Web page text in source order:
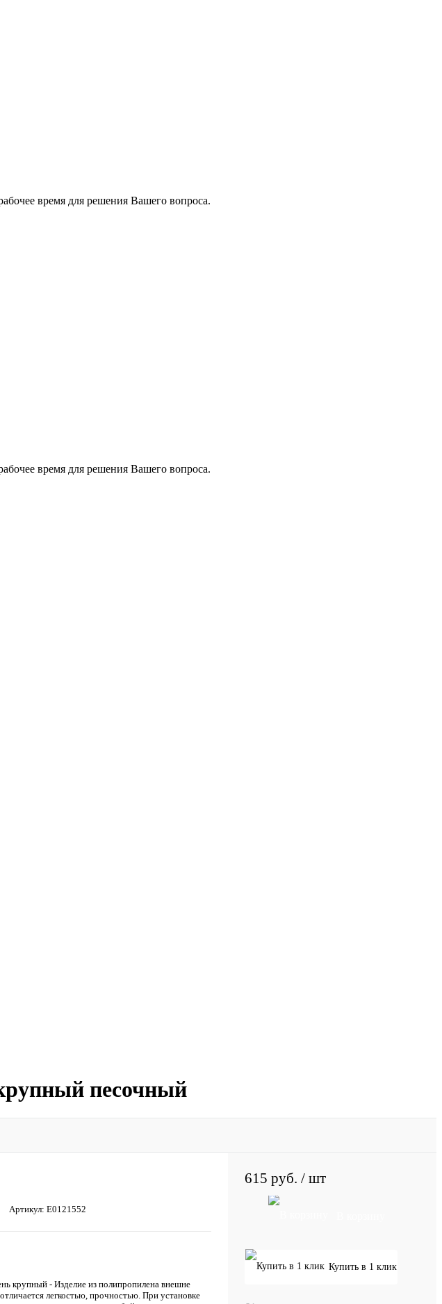
время для решения Вашего вопроса.
время для решения Вашего вопроса.
песочный
Артикул: E0121552
крупный - Изделие из полипропилена внешне
легкостью, прочностью. При установке
615 руб. / шт
Купить в 1 клик